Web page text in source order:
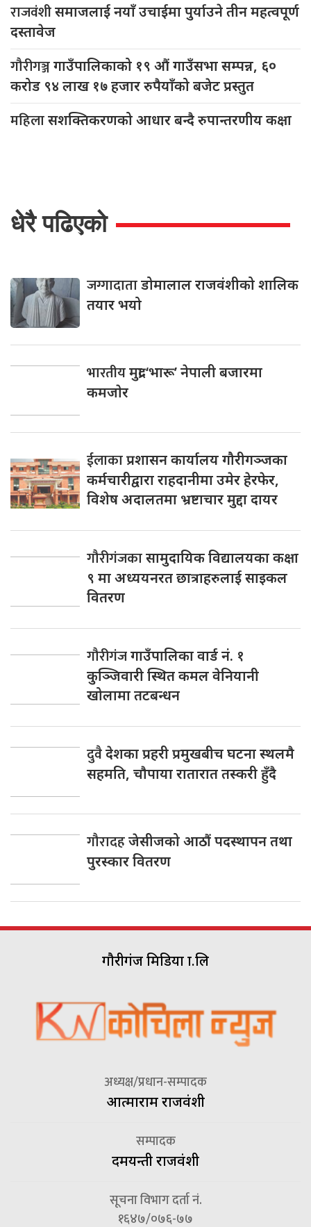
राजवंशीसमाजलाई नयाँ उचाईमा पुर्याउने तीन महत्वपूर्ण
दस्तावेज
गौरीगञ्जगाउँपालिकाको १९ औं गाउँसभा सम्पन्न, ६०
करोड ९४ लाख १७ हजार रुपैयाँको बजेट प्रस्तुत
महिलासशक्तिकरणको आधार बन्दै रुपान्तरणीय कक्षा
धेरै पढिएको
जग्गादाताडोमालाल राजवंशीको शालिक
तयार भयो
भारतीयमुद्रा ‘भारू’ नेपाली बजारमा
कमजाेर
ईलाकाप्रशासन कार्यालय गौरीगञ्जका
कर्मचारीद्वारा राहदानीमा उमेर हेरफेर,
विशेष अदालतमा भ्रष्टाचार मुद्दा दायर
गौरीगंजकासामुदायिक विद्यालयका कक्षा
९ मा अध्ययनरत छात्राहरुलाई साइकल
वितरण
गौरीगंजगाउँपालिका वार्ड नं. १
कुञ्जिवारी स्थित कमल वेनियानी
खोलामा तटबन्धन
दुवैदेशका प्रहरी प्रमुखबीच घटना स्थलमै
सहमति, चाैपाया रातारात तस्करी हुँदै
गौरादहजेसीजको आठौं पदस्थापन तथा
पुरस्कार वितरण
गौरीगंज मिडिया प्रा.लि
अध्यक्ष/प्रधान-सम्पादक
आत्माराम राजवंशी
सम्पादक
दमयन्ती राजवंशी
सूचना विभाग दर्ता नं.
१६४७/०७६-७७